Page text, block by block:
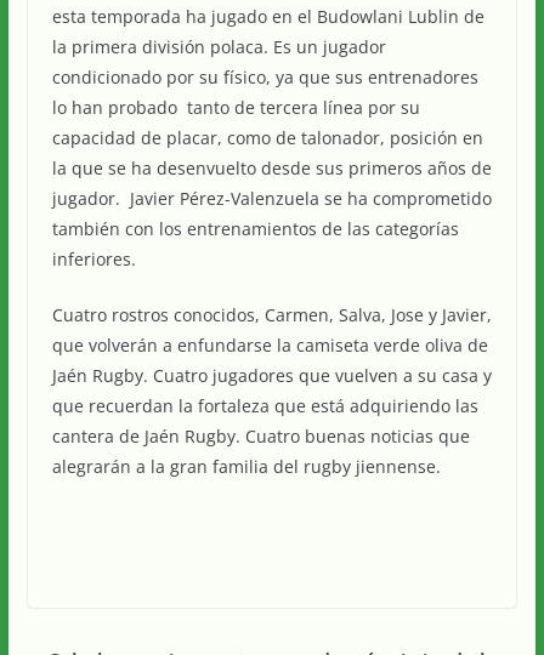
esta temporada ha jugado en el Budowlani Lublin de
la primera división polaca. Es un jugador
condicionado por su físico, ya que sus entrenadores
lo han probado tanto de tercera línea por su
capacidad de placar, como de talonador, posición en
la que se ha desenvuelto desde sus primeros años de
jugador. Javier Pérez-Valenzuela se ha comprometido
también con los entrenamientos de las categorías
inferiores.
Cuatro rostros conocidos, Carmen, Salva, Jose y Javier,
que volverán a enfundarse la camiseta verde oliva de
Jaén Rugby. Cuatro jugadores que vuelven a su casa y
que recuerdan la fortaleza que está adquiriendo las
cantera de Jaén Rugby. Cuatro buenas noticias que
alegrarán a la gran familia del rugby jiennense.